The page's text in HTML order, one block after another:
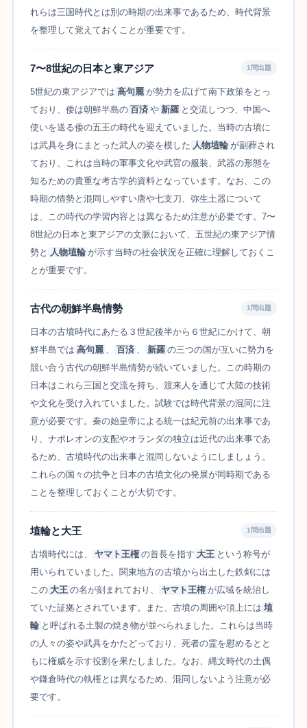
れらは三国時代とは別の時期の出来事であるため、時代背景
を整理して覚えておくことが重要です。
7〜8世紀の日本と東アジア 1問出題
5世紀の東アジアでは 高句麗 が勢力を広げて南下政策をとっ
ており、倭は朝鮮半島の 百済 や 新羅 と交流しつつ、中国へ
使いを送る倭の五王の時代を迎えていました。当時の古墳に
は武具を身にまとった武人の姿を模した 人物埴輪 が副葬され
ており、これは当時の軍事文化や武官の服装、武器の形態を
知るための貴重な考古学的資料となっています。なお、この
時期の情勢と混同しやすい唐や七支刀、弥生土器について
は、この時代の学習内容とは異なるため注意が必要です。7〜
8世紀の日本と東アジアの文脈において、五世紀の東アジア情
勢と 人物埴輪 が示す当時の社会状況を正確に理解しておくこ
とが重要です。
古代の朝鮮半島情勢 1問出題
日本の古墳時代にあたる３世紀後半から６世紀にかけて、朝
鮮半島では 高句麗 百済 新羅 の三つの国が互いに勢力を
競い合う古代の朝鮮半島情勢が続いていました。この時期の
日本はこれら三国と交流を持ち、渡来人を通じて大陸の技術
や文化を受け入れていました。試験では時代背景の混同に注
意が必要です。秦の始皇帝による統一は紀元前の出来事であ
り、ナポレオンの支配やオランダの独立は近代の出来事であ
るため、古墳時代の出来事と混同しないようにしましょう。
これらの国々の抗争と日本の古墳文化の発展が同時期である
ことを整理しておくことが大切です。
埴輪と大王 1問出題
古墳時代には、 ヤマト王権 の首長を指す 大王 という称号が
用いられていました。関東地方の古墳から出土した鉄剣には
この 大王 の名が刻まれており、 ヤマト王権 が広域を統治し
ていた証拠とされています。また、古墳の周囲や頂上には 埴
輪 と呼ばれる土製の焼き物が並べられました。これらは当時
の人々の姿や武具をかたどっており、死者の霊を慰めるとと
もに権威を示す役割を果たしました。なお、縄文時代の土偶
や鎌倉時代の執権とは異なるため、混同しないよう注意が必
要です。